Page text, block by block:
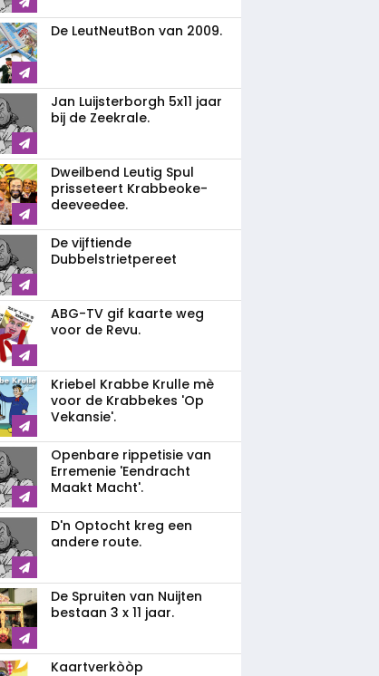
De LeutNeutBon van 2009.
Jan Luijsterborgh 5x11 jaar
bij de Zeekrale.
Dweilbend Leutig Spul
prisseteert Krabbeoke-
deeveedee.
De vijftiende
Dubbelstrietpereet
ABG-TV gif kaarte weg
voor de Revu.
Kriebel Krabbe Krulle mè
voor de Krabbekes 'Op
Vekansie'.
Openbare rippetisie van
Erremenie 'Eendracht
Maakt Macht'.
D'n Optocht kreg een
andere route.
De Spruiten van Nuijten
bestaan 3 x 11 jaar.
Kaartverkòòp